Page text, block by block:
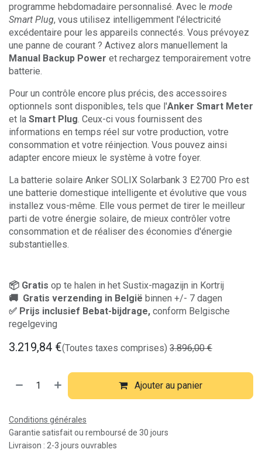
programme hebdomadaire personnalisé. Avec le mode
Smart Plug, vous utilisez intelligemment l'électricité
excédentaire pour les appareils connectés. Vous prévoyez
une panne de courant ? Activez alors manuellement la
Manual Backup Power et rechargez temporairement votre
batterie.
Pour un contrôle encore plus précis, des accessoires
optionnels sont disponibles, tels que l'Anker Smart Meter
et la Smart Plug. Ceux-ci vous fournissent des
informations en temps réel sur votre production, votre
consommation et votre réinjection. Vous pouvez ainsi
adapter encore mieux le système à votre foyer.
La batterie solaire Anker SOLIX Solarbank 3 E2700 Pro est
une batterie domestique intelligente et évolutive que vous
installez vous-même. Elle vous permet de tirer le meilleur
parti de votre énergie solaire, de mieux contrôler votre
consommation et de réaliser des économies d'énergie
substantielles.
📦 Gratis op te halen in het Sustix-magazijn in Kortrij
🚚 Gratis verzending in België binnen +/- 7 dagen
✅ Prijs inclusief Bebat-bijdrage, conform Belgische
regelgeving
3.219,84 €(Toutes taxes comprises) 3.896,00€
Ajouter au panier
Conditions générales
Garantie satisfait ou remboursé de 30 jours
Livraison : 2-3 jours ouvrables